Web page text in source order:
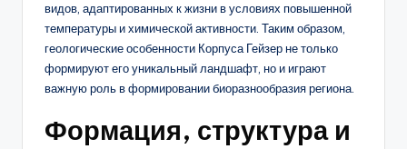
видов, адаптированных к жизни в условиях повышенной
температуры и химической активности. Таким образом,
геологические особенности Корпуса Гейзер не только
формируют его уникальный ландшафт, но и играют
важную роль в формировании биоразнообразия региона.
Формация, структура и